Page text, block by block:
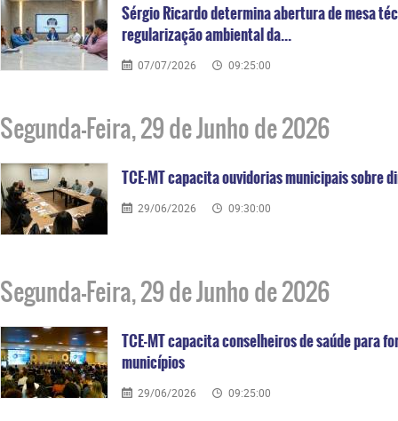
Sérgio Ricardo determina abertura de mesa
regularização ambiental da...
07/07/2026 09:25:00
Segunda-Feira, 29 de Junho de 2026
TCE-MT capacita ouvidorias municipais sobre
29/06/2026 09:30:00
Segunda-Feira, 29 de Junho de 2026
TCE-MT capacita conselheiros de saúde para
municípios
29/06/2026 09:25:00